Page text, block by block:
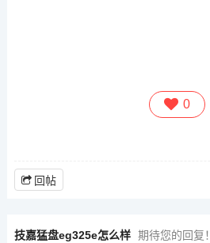
0
回帖
技嘉猛盘eg325e怎么样 期待您的回复！